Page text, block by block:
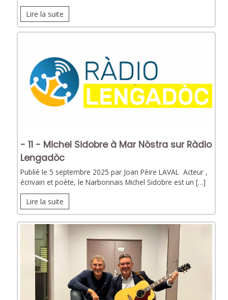
Lire la suite
- 11 - Michel Sidobre à Mar Nòstra sur Ràdio
Lengadòc
Publié le 5 septembre 2025 par Joan Pèire LAVAL Acteur ,
écrivain et poète, le Narbonnais Michel Sidobre est un […]
Lire la suite